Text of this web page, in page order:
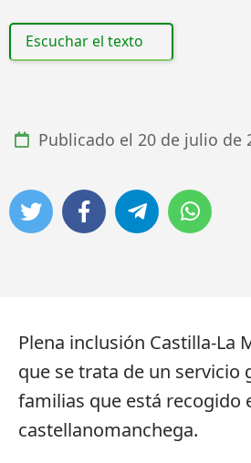
Escuchar el texto
Publicado el 20 de julio de
Plena inclusión Castilla-La
que se trata de un servicio
familias que está recogido
castellanomanchega.